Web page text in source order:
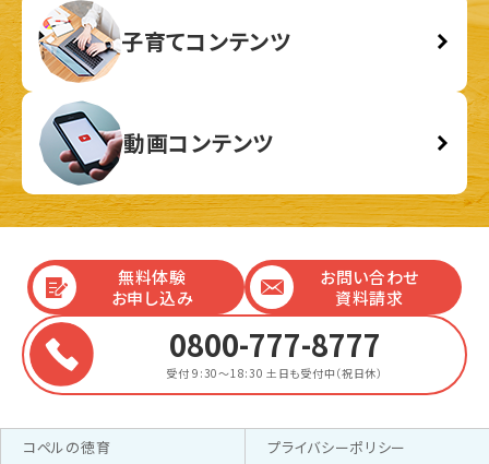
子育てコンテンツ
動画コンテンツ
無料体験
お申し込み
お問い合わせ
資料請求
0800-777-8777
受付 9:30～18:30 土日も受付中（祝日休）
コペルの徳育
プライバシーポリシー